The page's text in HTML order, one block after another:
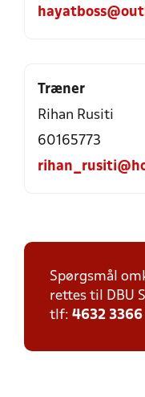
Træner
Rihan Rusiti
60165773
Spørgsmål
rettes til DBU
tlf: 4632 3366